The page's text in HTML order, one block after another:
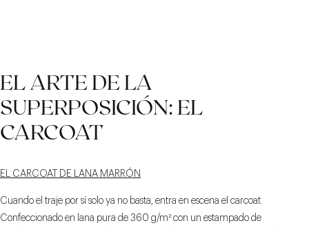
CAVIAR
HOMBRO CON UN
LIGERO RIZO
PANTALONES
EL ARTE DE LA
SUPERPOSICIÓN: EL
CARCOAT
EL CARCOAT DE LANA MARRÓN
Cuando el traje por sí solo ya no basta, entra en escena el carcoat.
Confeccionado en lana pura de 360 g/m² con un estampado de